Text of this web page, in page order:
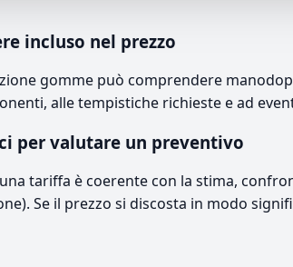
incluso nel prezzo
gomme può comprendere
alle tempistiche richieste e ad
per valutare un preventivo
tariffa è coerente con la stima,
Se il prezzo si discosta in modo